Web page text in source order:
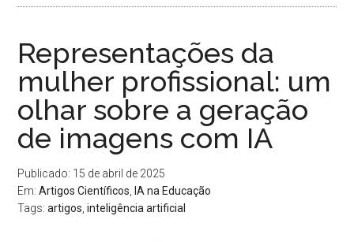
Representações da
mulher profissional: um
olhar sobre a geração
de imagens com IA
Publicado: 15 de abril de 2025
Em:Artigos Científicos
IA na Educação
Tags:artigos ,inteligência artificial